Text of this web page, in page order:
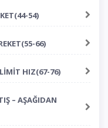
54)
66)
LİMİT HIZ(67-76)
– AŞAĞIDAN